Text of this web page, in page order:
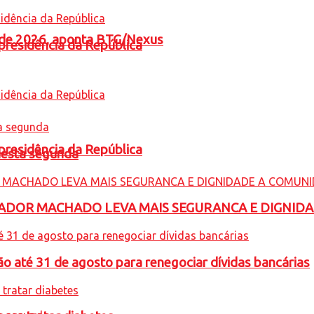
2026, aponta BTG/Nexus
da República
da República
segunda
MACHADO LEVA MAIS SEGURANCA E
até 31 de agosto para renegociar dívidas bancárias